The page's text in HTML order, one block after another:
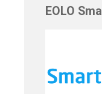
EOLO